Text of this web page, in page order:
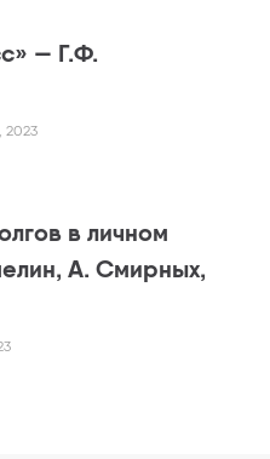
— Г.Ф.
2023
в личном
А. Смирных,